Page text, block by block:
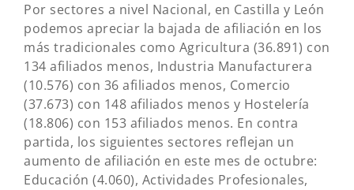
Por sectores a nivel Nacional, en Castilla y León
podemos apreciar la bajada de afiliación en los
más tradicionales como Agricultura (36.891) con
134 afiliados menos, Industria Manufacturera
(10.576) con 36 afiliados menos, Comercio
(37.673) con 148 afiliados menos y Hostelería
(18.806) con 153 afiliados menos. En contra
partida, los siguientes sectores reflejan un
aumento de afiliación en este mes de octubre:
Educación (4.060), Actividades Profesionales,